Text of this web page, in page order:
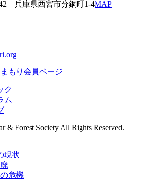
兵庫県西宮市分銅町1-4MAP
まもり会員ページ
& Forest Society All Rights Reserved.
現状
危機